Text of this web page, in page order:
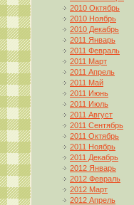
2010 Октябрь
2010 Ноябрь
2010 Декабрь
2011 Январь
2011 Февраль
2011 Март
2011 Апрель
2011 Май
2011 Июнь
2011 Июль
2011 Август
2011 Сентябрь
2011 Октябрь
2011 Ноябрь
2011 Декабрь
2012 Январь
2012 Февраль
2012 Март
2012 Апрель